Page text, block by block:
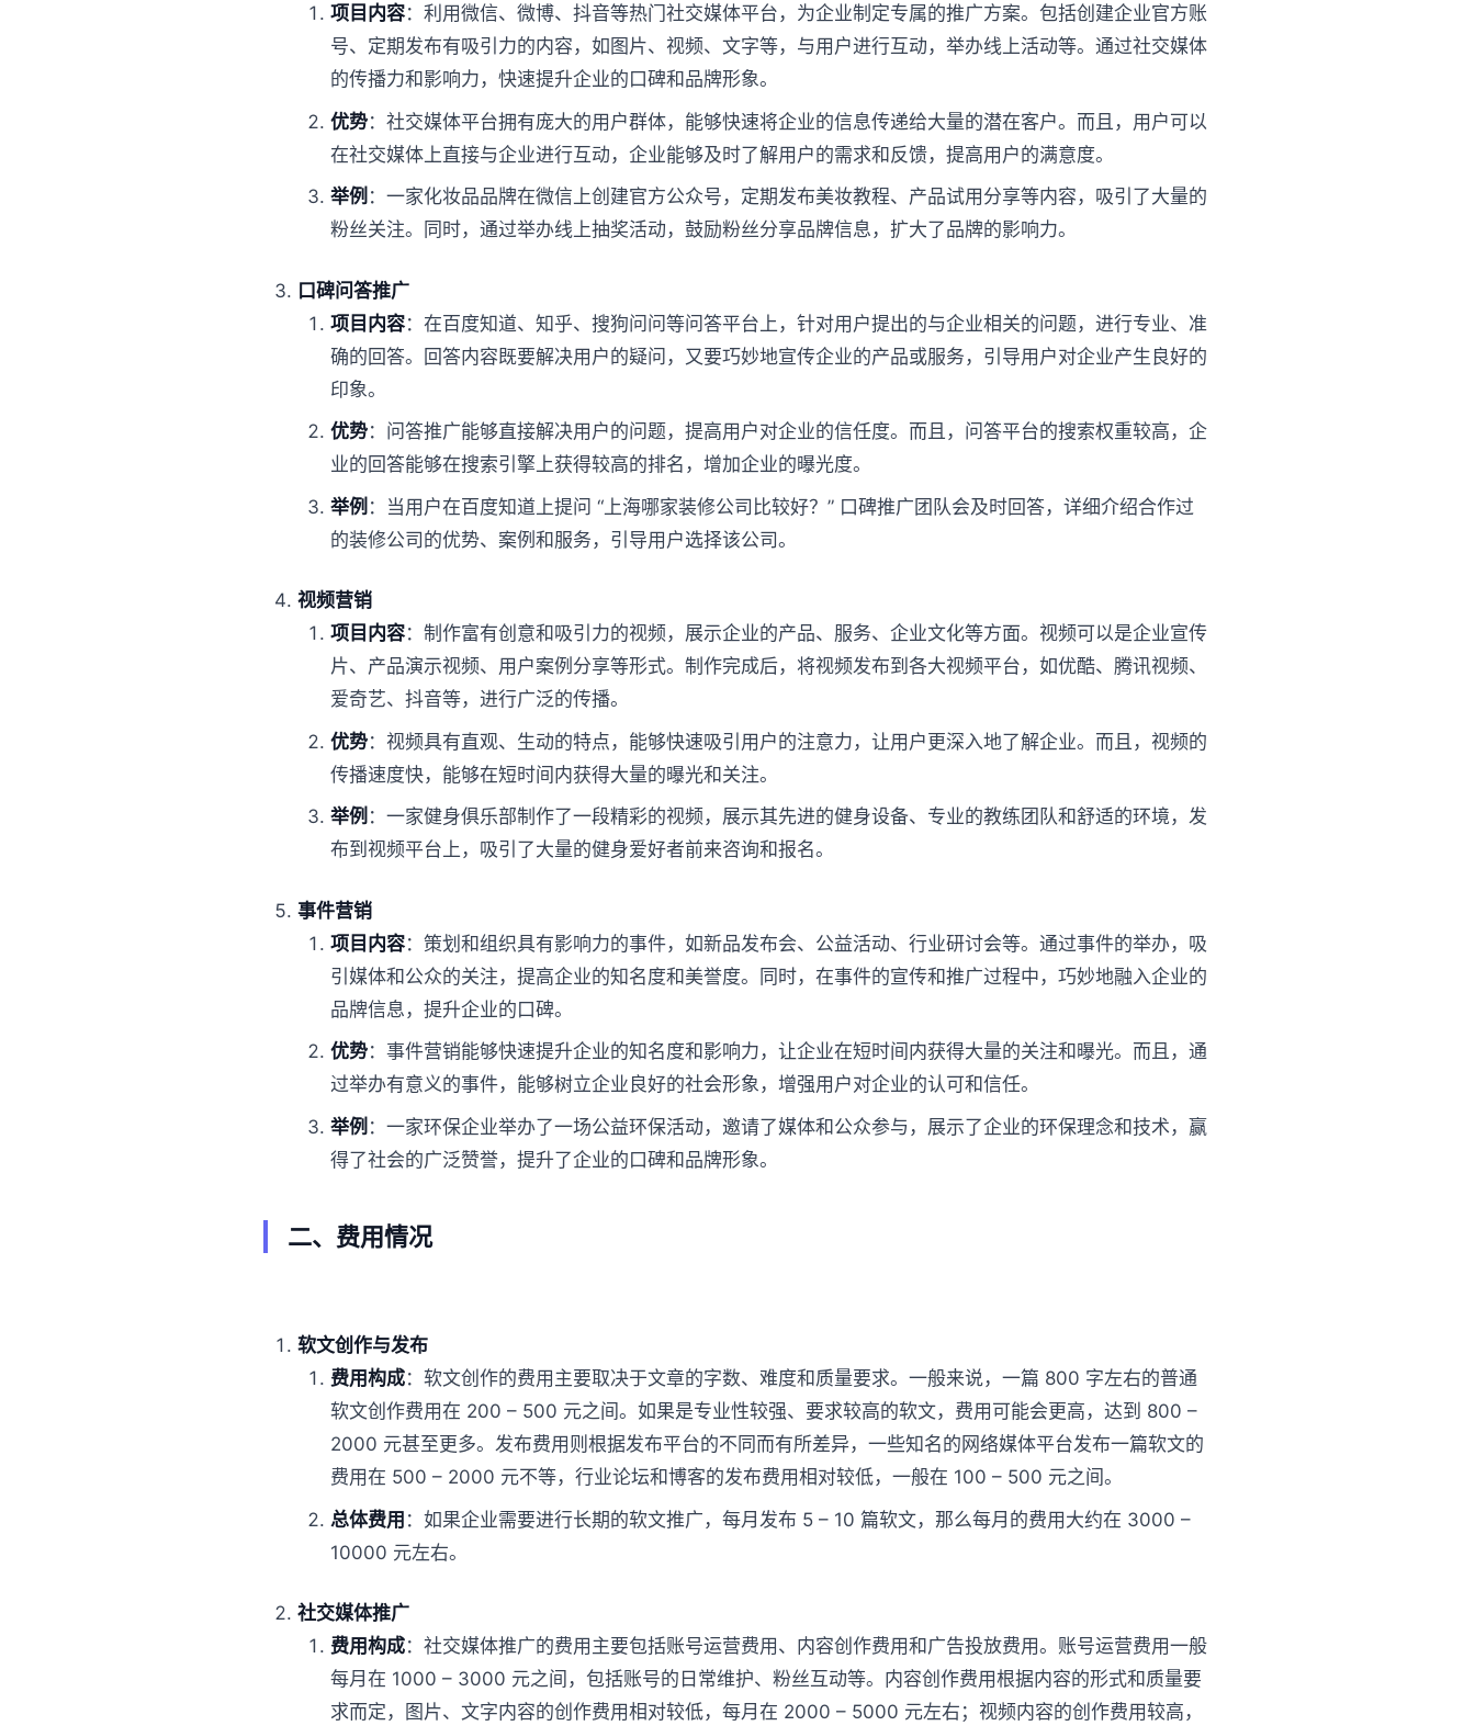
项目内容：利用微信、微博、抖音等热门社交媒体平台，为企业制定专属的推广方案。包括创建企业官方账
号、定期发布有吸引力的内容，如图片、视频、文字等，与用户进行互动，举办线上活动等。通过社交媒体
的传播力和影响力，快速提升企业的口碑和品牌形象。
优势：社交媒体平台拥有庞大的用户群体，能够快速将企业的信息传递给大量的潜在客户。而且，用户可以
在社交媒体上直接与企业进行互动，企业能够及时了解用户的需求和反馈，提高用户的满意度。
举例 ：一家化妆品品牌在微信上创建官方公众号，定期发布美妆教程、产品试用分享等内容，吸引了大量的
粉丝关注。同时，通过举办线上抽奖活动，鼓励粉丝分享品牌信息，扩大了品牌的影响力。
口碑问答推广
项目内容：在百度知道、知乎、搜狗问问等问答平台上，针对用户提出的与企业相关的问题，进行专业、准
确的回答。回答内容既要解决用户的疑问，又要巧妙地宣传企业的产品或服务，引导用户对企业产生良好的
印象。
优势：问答推广能够直接解决用户的问题，提高用户对企业的信任度。而且，问答平台的搜索权重较高，企
业的回答能够在搜索引擎上获得较高的排名，增加企业的曝光度。
举例 ：当用户在百度知道上提问 “上海哪家装修公司比较好？” 口碑推广团队会及时回答，详细介绍合作过
的装修公司的优势、案例和服务，引导用户选择该公司。
视频营销
项目内容：制作富有创意和吸引力的视频，展示企业的产品、服务、企业文化等方面。视频可以是企业宣传
片、产品演示视频、用户案例分享等形式。制作完成后，将视频发布到各大视频平台，如优酷、腾讯视频、
爱奇艺、抖音等，进行广泛的传播。
优势：视频具有直观、生动的特点，能够快速吸引用户的注意力，让用户更深入地了解企业。而且，视频的
传播速度快，能够在短时间内获得大量的曝光和关注。
举例 ：一家健身俱乐部制作了一段精彩的视频，展示其先进的健身设备、专业的教练团队和舒适的环境，发
布到视频平台上，吸引了大量的健身爱好者前来咨询和报名。
事件营销
项目内容：策划和组织具有影响力的事件，如新品发布会、公益活动、行业研讨会等。通过事件的举办，吸
引媒体和公众的关注，提高企业的知名度和美誉度。同时，在事件的宣传和推广过程中，巧妙地融入企业的
品牌信息，提升企业的口碑。
优势：事件营销能够快速提升企业的知名度和影响力，让企业在短时间内获得大量的关注和曝光。而且，通
过举办有意义的事件，能够树立企业良好的社会形象，增强用户对企业的认可和信任。
举例 ：一家环保企业举办了一场公益环保活动，邀请了媒体和公众参与，展示了企业的环保理念和技术，赢
得了社会的广泛赞誉，提升了企业的口碑和品牌形象。
二、费用情况
软文创作与发布
费用构成：软文创作的费用主要取决于文章的字数、难度和质量要求。一般来说，一篇 800 字左右的普通
软文创作费用在 200 – 500 元之间。如果是专业性较强、要求较高的软文，费用可能会更高，达到 800 –
2000 元甚至更多。发布费用则根据发布平台的不同而有所差异，一些知名的网络媒体平台发布一篇软文的
费用在 500 – 2000 元不等，行业论坛和博客的发布费用相对较低，一般在 100 – 500 元之间。
总体费用 ：如果企业需要进行长期的软文推广，每月发布 5 – 10 篇软文，那么每月的费用大约在 3000 –
10000 元左右。
社交媒体推广
费用构成：社交媒体推广的费用主要包括账号运营费用、内容创作费用和广告投放费用。账号运营费用一般
每月在 1000 – 3000 元之间，包括账号的日常维护、粉丝互动等。内容创作费用根据内容的形式和质量要
求而定，图片、文字内容的创作费用相对较低，每月在 2000 – 5000 元左右；视频内容的创作费用较高，